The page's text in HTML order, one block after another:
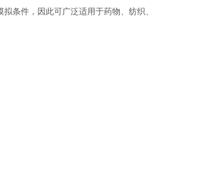
条件，因此可广泛适用于药物、纺织、